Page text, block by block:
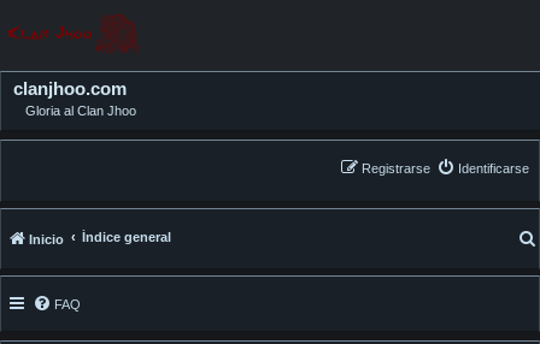
clanjhoo.com
Gloria al Clan Jhoo
Identificarse
Registrarse
Inicio Índice general
FAQ